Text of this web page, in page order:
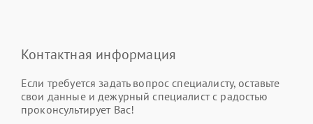
Контактная информация
Если требуется задать вопрос специалисту, оставьте
свои данные и дежурный специалист с радостью
проконсультирует Вас!